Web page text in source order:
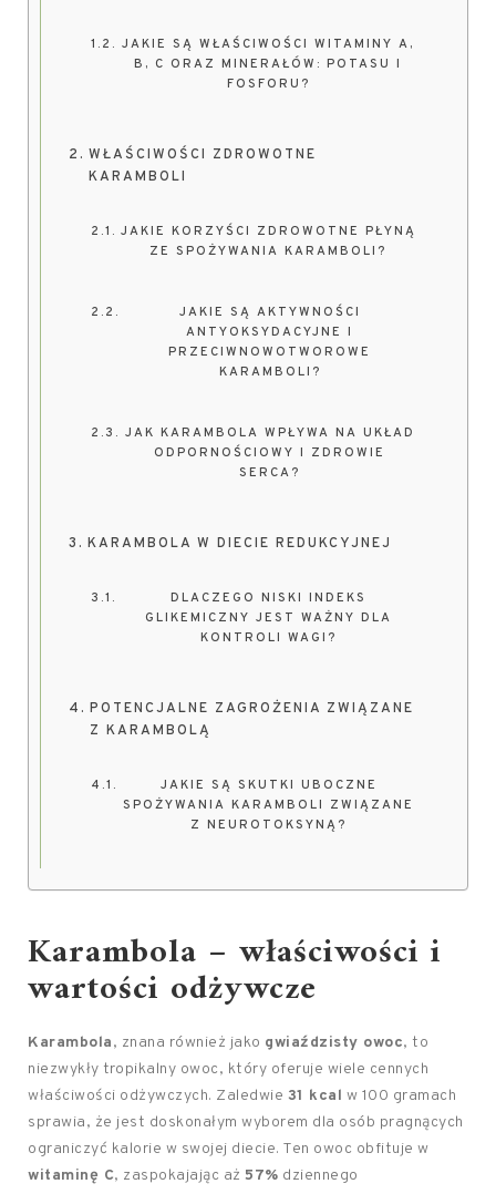
JAKIE SĄ WŁAŚCIWOŚCI WITAMINY A,
B, C ORAZ MINERAŁÓW: POTASU I
FOSFORU?
WŁAŚCIWOŚCI ZDROWOTNE
KARAMBOLI
JAKIE KORZYŚCI ZDROWOTNE PŁYNĄ
ZE SPOŻYWANIA KARAMBOLI?
JAKIE SĄ AKTYWNOŚCI
ANTYOKSYDACYJNE I
PRZECIWNOWOTWOROWE
KARAMBOLI?
JAK KARAMBOLA WPŁYWA NA UKŁAD
ODPORNOŚCIOWY I ZDROWIE
SERCA?
KARAMBOLA W DIECIE REDUKCYJNEJ
DLACZEGO NISKI INDEKS
GLIKEMICZNY JEST WAŻNY DLA
KONTROLI WAGI?
POTENCJALNE ZAGROŻENIA ZWIĄZANE
Z KARAMBOLĄ
JAKIE SĄ SKUTKI UBOCZNE
SPOŻYWANIA KARAMBOLI ZWIĄZANE
Z NEUROTOKSYNĄ?
Karambola – właściwości i
wartości odżywcze
Karambola, znana również jako gwiaździsty owoc, to
niezwykły tropikalny owoc, który oferuje wiele cennych
właściwości odżywczych. Zaledwie 31 kcal w 100 gramach
sprawia, że jest doskonałym wyborem dla osób pragnących
ograniczyć kalorie w swojej diecie. Ten owoc obfituje w
witaminę C, zaspokajając aż 57% dziennego